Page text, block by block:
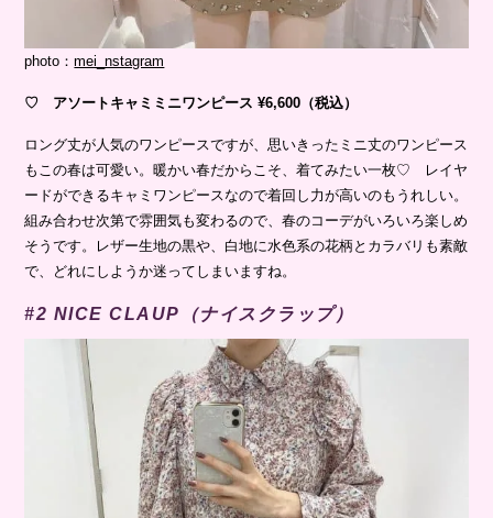
photo：mei_nstagram
♡ アソートキャミミニワンピース ¥6,600（税込）
ロング丈が人気のワンピースですが、思いきったミニ丈のワンピース
もこの春は可愛い。暖かい春だからこそ、着てみたい一枚♡ レイヤ
ードができるキャミワンピースなので着回し力が高いのもうれしい。
組み合わせ次第で雰囲気も変わるので、春のコーデがいろいろ楽しめ
そうです。レザー生地の黒や、白地に水色系の花柄とカラバリも素敵
で、どれにしようか迷ってしまいますね。
#2 NICE CLAUP（ナイスクラップ）